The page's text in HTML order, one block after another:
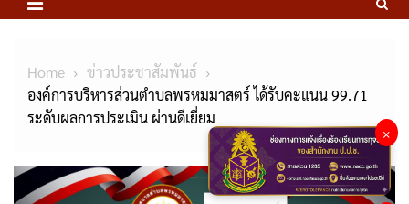
Home
ข่าวประชาสัมพันธ์
องค์การบริหารส่วนตำบลพรหมมาสตร์ ได้รับคะแนน 99.71
ระดับผลการประเมิน ผ่านดีเยี่ยม
×